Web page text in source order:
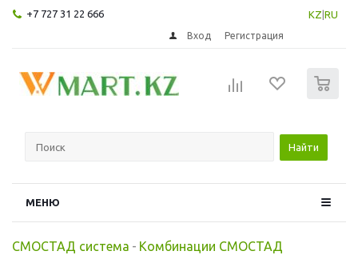
+7 727 31 22 666 KZ RU
Вход Регистрация
Найти
МЕНЮ
СМОСТАД система - Комбинации СМОСТАД